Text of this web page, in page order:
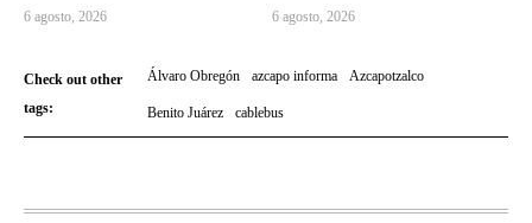
6 agosto, 2026 6 agosto, 2026
Check out other
tags:
Álvaro Obregón azcapo informa Azcapotzalco
Benito Juárez cablebus